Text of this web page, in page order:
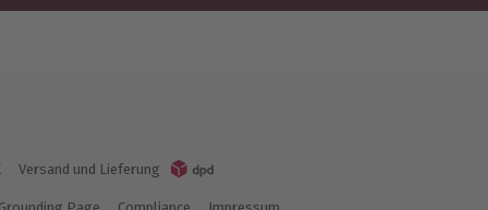
Versand und Lieferung